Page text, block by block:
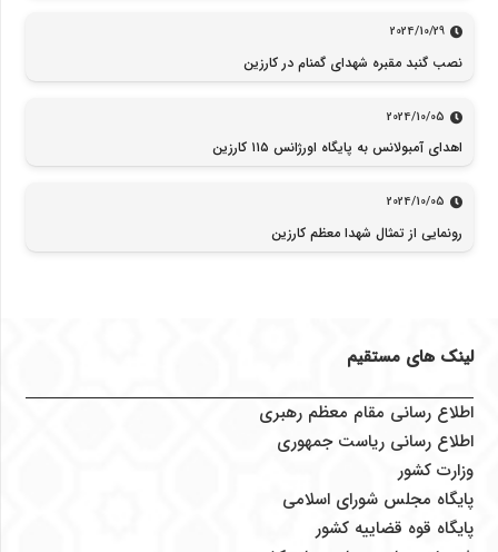
2024/10/29
نصب گنبد مقبره شهدای گمنام در کارزین
2024/10/05
اهدای آمبولانس به پایگاه اورژانس ۱۱۵ کارزین
2024/10/05
رونمایی از تمثال شهدا معظم کارزین
لینک های مستقیم
اطلاع رسانی مقام معظم رهبری
اطلاع رسانی ریاست جمهوری
وزارت کشور
پایگاه مجلس شورای اسلامی
پایگاه قوه قضاییه کشور